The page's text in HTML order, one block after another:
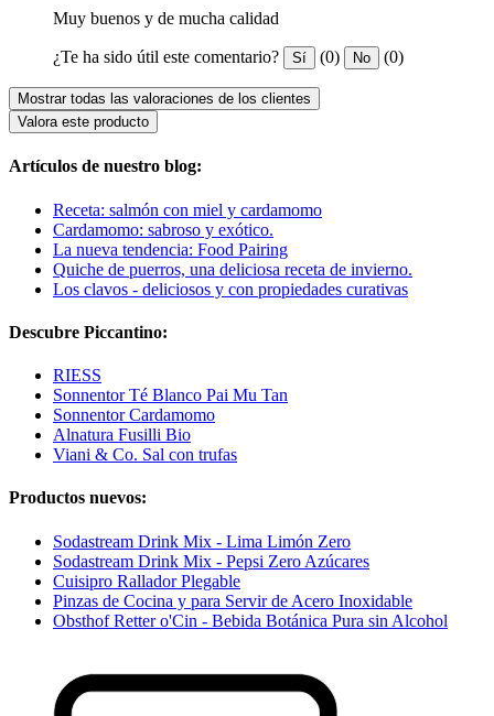
Muy buenos y de mucha calidad
¿Te ha sido útil este comentario? Sí (0) No (0)
Mostrar todas las valoraciones de los clientes
Valora este producto
Artículos de nuestro blog:
Receta: salmón con miel y cardamomo
Cardamomo: sabroso y exótico.
La nueva tendencia: Food Pairing
Quiche de puerros, una deliciosa receta de invierno.
Los clavos - deliciosos y con propiedades curativas
Descubre Piccantino:
RIESS
Sonnentor Té Blanco Pai Mu Tan
Sonnentor Cardamomo
Alnatura Fusilli Bio
Viani & Co. Sal con trufas
Productos nuevos:
Sodastream Drink Mix - Lima Limón Zero
Sodastream Drink Mix - Pepsi Zero Azúcares
Cuisipro Rallador Plegable
Pinzas de Cocina y para Servir de Acero Inoxidable
Obsthof Retter o'Cin - Bebida Botánica Pura sin Alcohol